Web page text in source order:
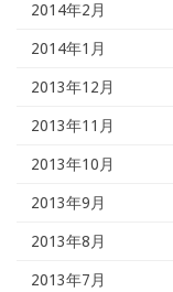
2014年2月
2014年1月
2013年12月
2013年11月
2013年10月
2013年9月
2013年8月
2013年7月